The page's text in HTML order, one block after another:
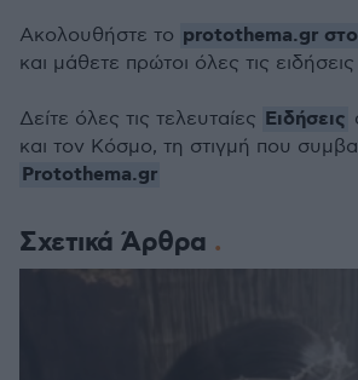
Σχετικά Άρθρα
Ακολουθήστε το protothema.gr
και μάθετε πρώτοι όλες τις ειδήσεις
Δείτε όλες τις τελευταίες Ειδήσεις
και τον Κόσμο, τη στιγμή που
Protothema.gr